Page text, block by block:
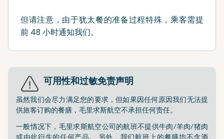
但请注意，由于犹太餐的准备过程特殊，乘客需提
前 48 小时通知我们。
可用性和过敏免责声明
虽然我们会尽力满足您的要求，但如果因任何原因我们无法提
供旅客订购的餐膳，毛里求斯航空不承担任何责任。
一般情况下，毛里求斯航空公司的航班不提供牛肉/羊肉/猪肉
或由此衍生的任何产品。 另外，我们航班上的餐膳均不含酒